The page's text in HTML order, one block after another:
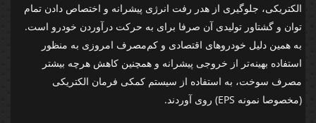
الکتریکی، جلوگیری از هدر رفت انرژی پیشرانه و اختصاص دادن تمام
توان و گشتاور تولیدی آن صرفا برای به حرکت درآوردن خودرو است.
به همین دلیل خودروهای اقتصادی و کم‌مصرف امروزی به منظور
استفاده بهینه‌تر از خروجی پیشرانه و همچنین کاهش هرچه بیشتر
مصرف سوخت، به استفاده از سیستم کمکی فرمان الکتریکی
(مخصوصا نمونه EPS) روی آوردند.